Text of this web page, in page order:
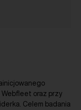
Webfleet oraz przy
Celem badania